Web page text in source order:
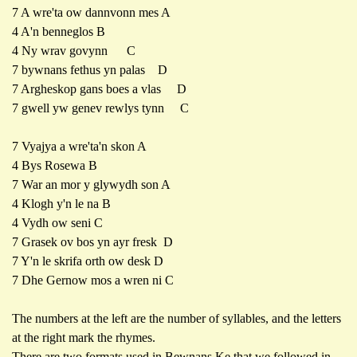
7 A wre'ta ow dannvonn mes A
4 A'n benneglos B
4 Ny wrav govynn C
7 bywnans fethus yn palas D
7 Argheskop gans boes a vlas D
7 gwell yw genev rewlys tynn C
7 Vyajya a wre'ta'n skon A
4 Bys Rosewa B
7 War an mor y glywydh son A
4 Klogh y'n le na B
4 Vydh ow seni C
7 Grasek ov bos yn ayr fresk D
7 Y'n le skrifa orth ow desk D
7 Dhe Gernow mos a wren ni C
The numbers at the left are the number of syllables, and the letters
at the right mark the rhymes.